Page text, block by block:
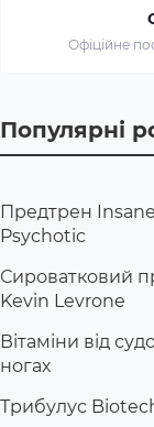
Офіційне
Популярні
Предтрен
Psychotic
Сироватковий
Kevin Levrone
Вітаміни від
ногах
Трибулус